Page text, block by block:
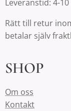
Leveranstid: 4-
Rätt till retur
betalar själv
SHOP
Om oss
Kontakt